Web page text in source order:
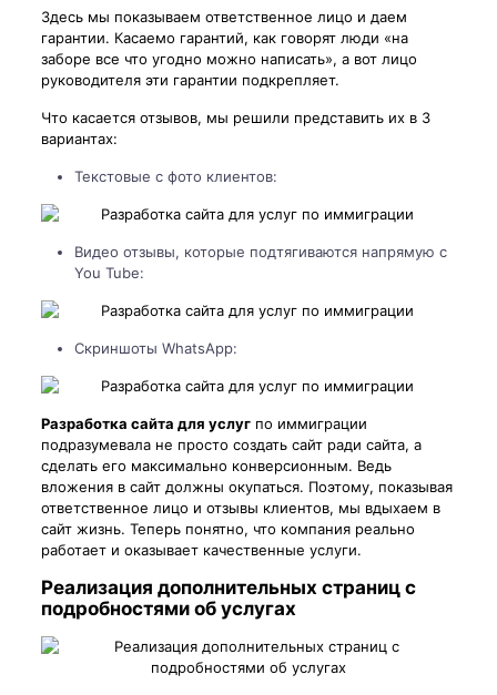
Здесь мы показываем ответственное лицо и даем
гарантии. Касаемо гарантий, как говорят люди «на
заборе все что угодно можно написать», а вот лицо
руководителя эти гарантии подкрепляет.
Что касается отзывов, мы решили представить их в 3
вариантах:
Текстовые с фото клиентов:
Видео отзывы, которые подтягиваются напрямую с
You Tube:
Скриншоты WhatsApp:
Разработка сайта для услугпо иммиграции
подразумевала не просто создать сайт ради сайта, а
сделать его максимально конверсионным. Ведь
вложения в сайт должны окупаться. Поэтому, показывая
ответственное лицо и отзывы клиентов, мы вдыхаем в
сайт жизнь. Теперь понятно, что компания реально
работает и оказывает качественные услуги.
Реализация дополнительных страниц с
подробностями об услугах